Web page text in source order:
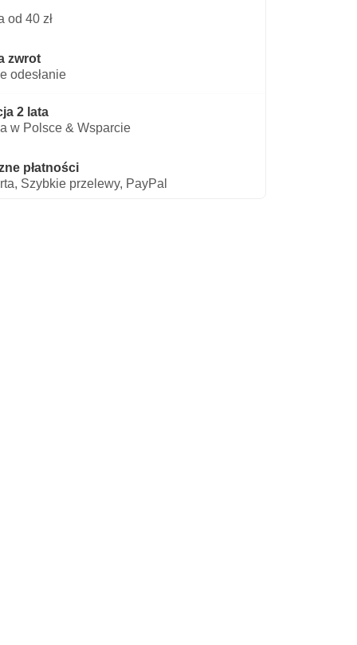
od 40 zł
zwrot
odesłanie
2 lata
w Polsce & Wsparcie
płatności
Szybkie przelewy, PayPal